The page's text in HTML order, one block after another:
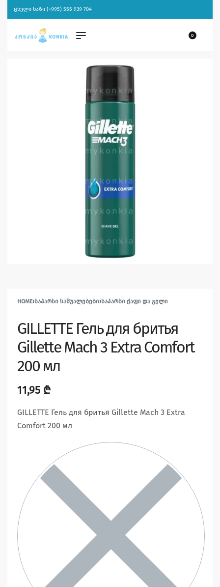
ცხელი ხაზი (+995) 555 939 704
0
HOME›ᲡᲐᲞᲐᲠᲡᲘ ᲡᲐᲨᲣᲐᲚᲔᲑᲔᲑᲘ›ᲡᲐᲞᲐᲠᲡᲘ ᲥᲐᲤᲘ ᲓᲐ ᲒᲔᲚᲘ
GILLETTE Гель для бритья
Gillette Mach 3 Extra Comfort
200 мл
11,95 ₾
GILLETTE Гель для бритья Gillette Mach 3 Extra
Comfort 200 мл